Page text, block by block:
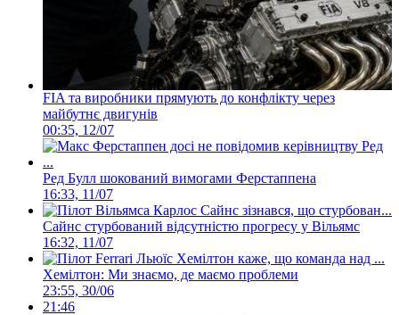
FIA та виробники прямують до конфлікту через
майбутнє двигунів
00:35, 12/07
Ред Булл шокований вимогами Ферстаппена
16:33, 11/07
Сайнс стурбований відсутністю прогресу у Вільямс
16:32, 11/07
Хемілтон: Ми знаємо, де маємо проблеми
23:55, 30/06
21:46